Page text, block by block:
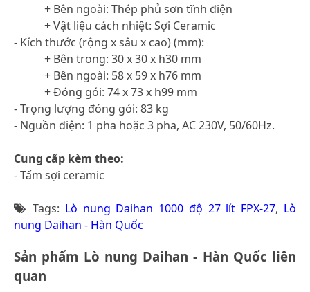
+ Bên ngoài: Thép phủ sơn tĩnh điện
+ Vật liệu cách nhiệt: Sợi Ceramic
- Kích thước (rộng x sâu x cao) (mm):
+ Bên trong: 30 x 30 x h30 mm
+ Bên ngoài: 58 x 59 x h76 mm
+ Đóng gói: 74 x 73 x h99 mm
- Trọng lượng đóng gói: 83 kg
- Nguồn điện: 1 pha hoặc 3 pha, AC 230V, 50/60Hz.
Cung cấp kèm theo:
- Tấm sợi ceramic
Tags: Lò nung Daihan 1000 độ 27 lít FPX-27, Lò
nung Daihan - Hàn Quốc
Sản phẩm Lò nung Daihan - Hàn Quốc liên
quan